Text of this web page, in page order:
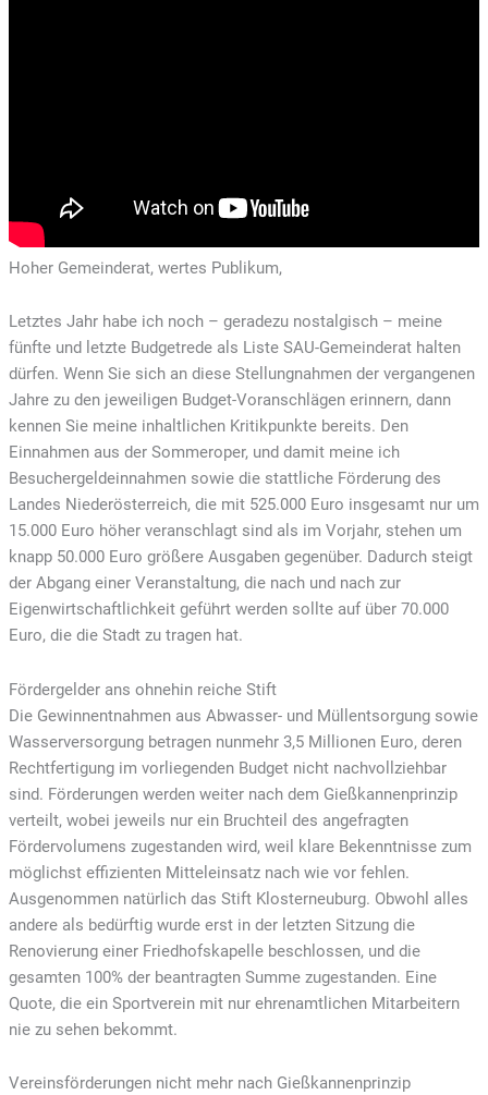
Hoher Gemeinderat, wertes Publikum,
Letztes Jahr habe ich noch – geradezu nostalgisch – meine
fünfte und letzte Budgetrede als Liste SAU-Gemeinderat halten
dürfen. Wenn Sie sich an diese Stellungnahmen der vergangenen
Jahre zu den jeweiligen Budget-Voranschlägen erinnern, dann
kennen Sie meine inhaltlichen Kritikpunkte bereits. Den
Einnahmen aus der Sommeroper, und damit meine ich
Besuchergeldeinnahmen sowie die stattliche Förderung des
Landes Niederösterreich, die mit 525.000 Euro insgesamt nur um
15.000 Euro höher veranschlagt sind als im Vorjahr, stehen um
knapp 50.000 Euro größere Ausgaben gegenüber. Dadurch steigt
der Abgang einer Veranstaltung, die nach und nach zur
Eigenwirtschaftlichkeit geführt werden sollte auf über 70.000
Euro, die die Stadt zu tragen hat.
Fördergelder ans ohnehin reiche Stift
Die Gewinnentnahmen aus Abwasser- und Müllentsorgung sowie
Wasserversorgung betragen nunmehr 3,5 Millionen Euro, deren
Rechtfertigung im vorliegenden Budget nicht nachvollziehbar
sind. Förderungen werden weiter nach dem Gießkannenprinzip
verteilt, wobei jeweils nur ein Bruchteil des angefragten
Fördervolumens zugestanden wird, weil klare Bekenntnisse zum
möglichst effizienten Mitteleinsatz nach wie vor fehlen.
Ausgenommen natürlich das Stift Klosterneuburg. Obwohl alles
andere als bedürftig wurde erst in der letzten Sitzung die
Renovierung einer Friedhofskapelle beschlossen, und die
gesamten 100% der beantragten Summe zugestanden. Eine
Quote, die ein Sportverein mit nur ehrenamtlichen Mitarbeitern
nie zu sehen bekommt.
Vereinsförderungen nicht mehr nach Gießkannenprinzip